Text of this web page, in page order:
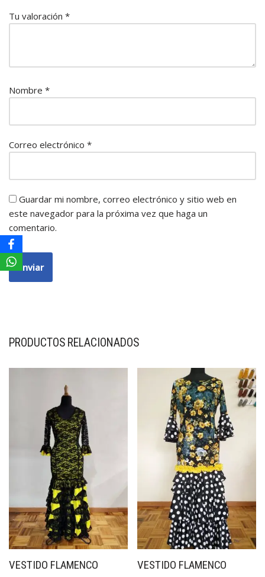
Tu valoración *
Nombre *
Correo electrónico *
Guardar mi nombre, correo electrónico y sitio web en
este navegador para la próxima vez que haga un
comentario.
PRODUCTOS RELACIONADOS
VESTIDO FLAMENCO VESTIDO FLAMENCO